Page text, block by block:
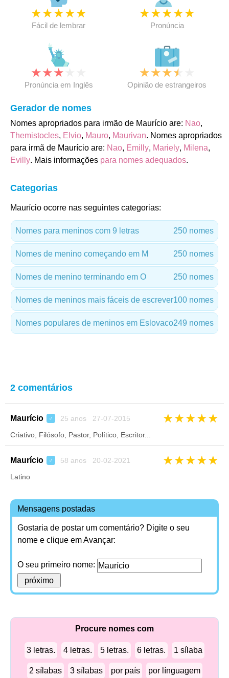
★★★★★
Fácil de lembrar
★★★★★
Pronúncia
★★★
Pronúncia em Inglês
★★★★
Opinião de estrangeiros
Gerador de nomes
Nomes apropriados para irmão de Maurício are: Nao,
Themistocles, Elvio, Mauro, Maurivan. Nomes apropriados
para irmã de Maurício are: Nao, Emilly, Mariely, Milena,
Evilly. Mais informações para nomes adequados.
Categorias
Maurício ocorre nas seguintes categorias:
Nomes para meninos com 9 letras 250 nomes
Nomes de menino começando em M 250 nomes
Nomes de menino terminando em O 250 nomes
Nomes de meninos mais fáceis de escrever100 nomes
Nomes populares de meninos em Eslovaco249 nomes
2 comentários
Maurício ♂ 25 anos 27-07-2015 ★★★★★
Criativo, Filósofo, Pastor, Político, Escritor...
Maurício ♂ 58 anos 20-02-2021 ★★★★★
Latino
Mensagens postadas
Gostaria de postar um comentário? Digite o seu
nome e clique em Avançar:
O seu primeiro nome:
Procure nomes com
3 letras. 4 letras. 5 letras. 6 letras. 1 sílaba
2 sílabas 3 sílabas por país por línguagem